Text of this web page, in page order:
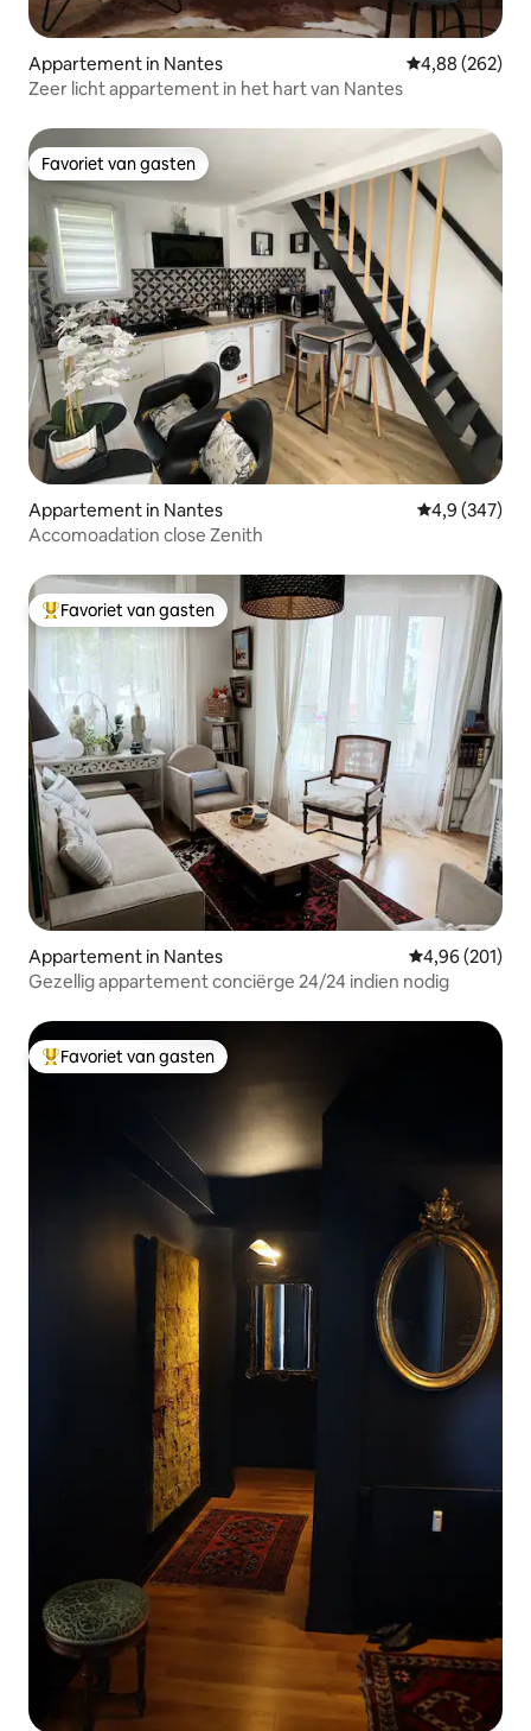
Appartement in Nantes Gemiddelde
4,88 (262)
Zeer licht appartement in het hart van Nantes
Favoriet van gasten
Favoriet van gasten
Appartement in Nantes Gemiddelde
4,9 (347)
Accomoadation close Zenith
Topfavoriet van gasten
Favoriet van gasten
Appartement in Nantes Gemiddelde
4,96 (201)
Gezellig appartement conciërge 24/24 indien nodig
Topfavoriet van gasten
Favoriet van gasten